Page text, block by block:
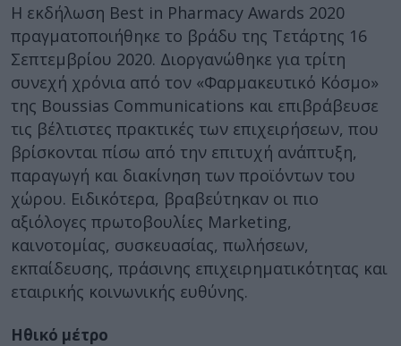
Η εκδήλωση Best in Pharmacy Awards 2020
πραγματοποιήθηκε το βράδυ της Τετάρτης 16
Σεπτεμβρίου 2020. Διοργανώθηκε για τρίτη
συνεχή χρόνια από τον «Φαρμακευτικό Κόσμο»
της Boussias Communications και επιβράβευσε
τις βέλτιστες πρακτικές των επιχειρήσεων, που
βρίσκονται πίσω από την επιτυχή ανάπτυξη,
παραγωγή και διακίνηση των προϊόντων του
χώρου. Ειδικότερα, βραβεύτηκαν οι πιο
αξιόλογες πρωτοβουλίες Marketing,
καινοτομίας, συσκευασίας, πωλήσεων,
εκπαίδευσης, πράσινης επιχειρηματικότητας και
εταιρικής κοινωνικής ευθύνης.
Ηθικό μέτρο